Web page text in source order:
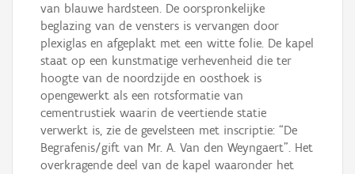
van blauwe hardsteen. De oorspronkelijke
beglazing van de vensters is vervangen door
plexiglas en afgeplakt met een witte folie. De kapel
staat op een kunstmatige verhevenheid die ter
hoogte van de noordzijde en oosthoek is
opengewerkt als een rotsformatie van
cementrustiek waarin de veertiende statie
verwerkt is, zie de gevelsteen met inscriptie: “De
Begrafenis/gift van Mr. A. Van den Weyngaert”. Het
overkragende deel van de kapel waaronder het